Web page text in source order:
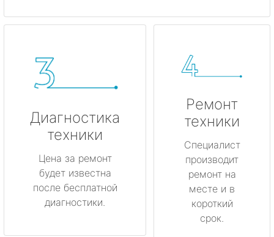
Диагностика
техники
Цена за ремонт
будет известна
после бесплатной
диагностики.
Ремонт
техники
Специалист
производит
ремонт на
месте и в
короткий
срок.